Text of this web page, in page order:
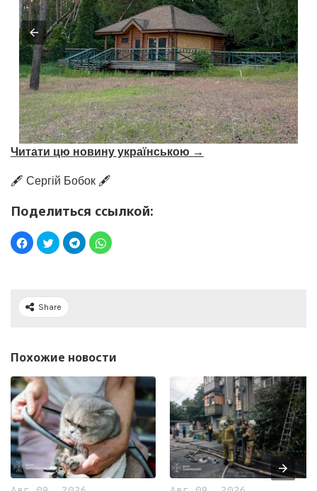
Читати цю новину українською →
🖋️ Сергій Бобок 🖋️
Поделиться ссылкой:
Share
Похожие новости